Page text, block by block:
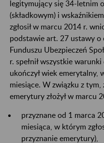
legitymujący się 34-letnim
(składkowym) i
zgłosił w marcu 2014 r.
podstawie art. 27 ustawy
Funduszu Ubezpieczeń
r. spełnił wszystkie
ukończył wiek emerytalny,
miesiące. W związku z
emerytury złożył w marcu
przyznane od 1 marca
miesiąca, w którym
przyznanie emerytury),